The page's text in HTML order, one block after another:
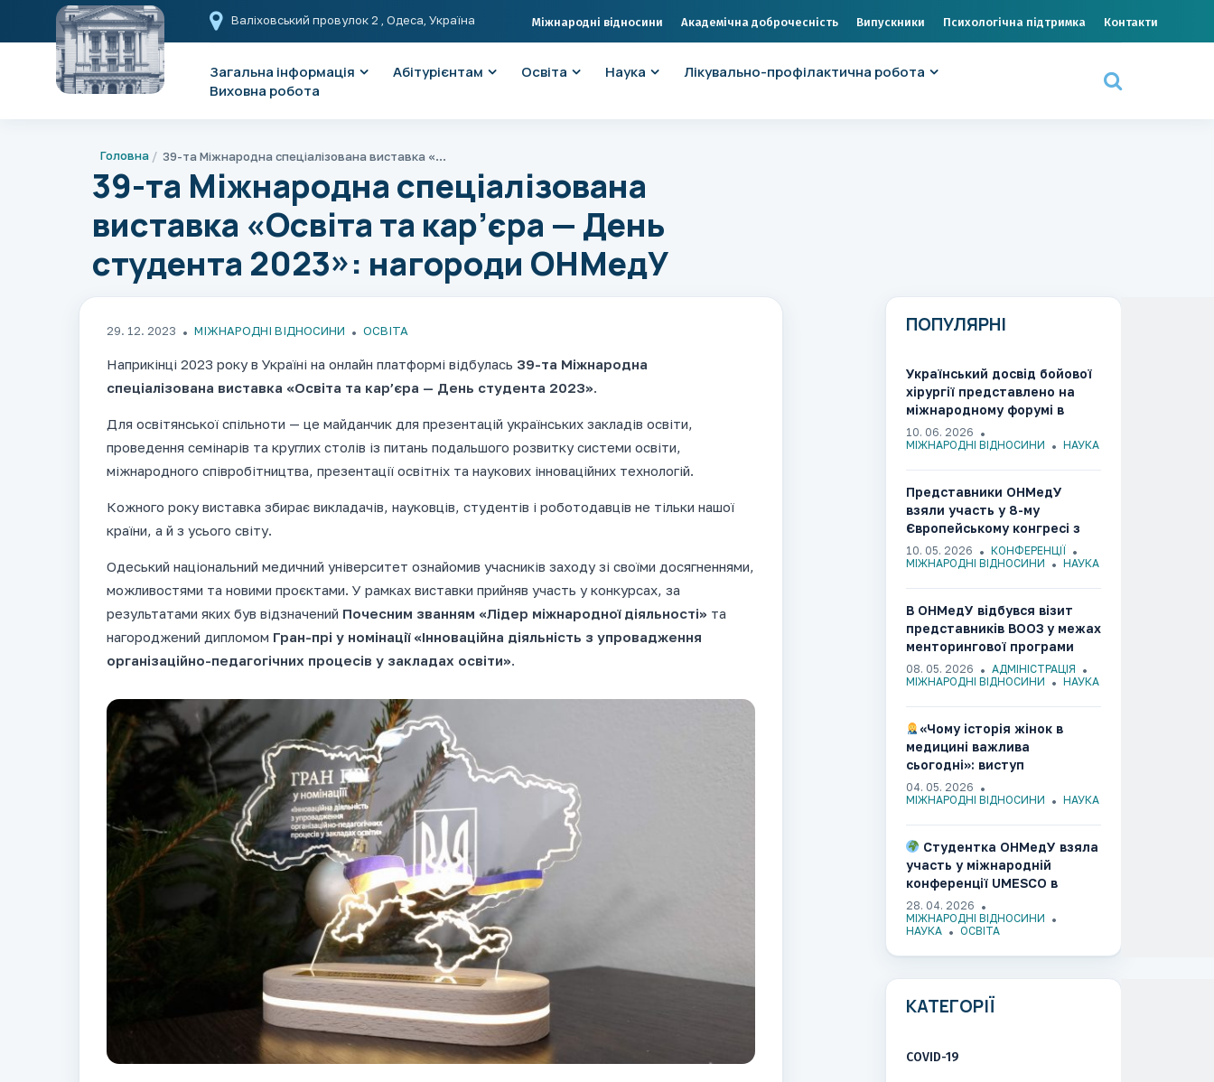
Валіховський провулок 2 , Одеса, Україна Міжнародні відносини Академічна доброчесність Випускники Психологічна підтримка Контакти
Загальна інформація Абітурієнтам Освіта Наука
Лікувально-профілактична робота
Виховна робота
Головна 39-та Міжнародна спеціалізована виставка «Освіта та кар’єра — День студента 2023»: нагороди ОНМедУ
39-та Міжнародна спеціалізована
виставка «Освіта та кар’єра — День
студента 2023»: нагороди ОНМедУ
29. 12. 2023 МІЖНАРОДНІ ВІДНОСИНИ ОСВІТА
Наприкінці 2023 року в Україні на онлайн платформі відбулась 39-та Міжнародна
спеціалізована виставка «Освіта та кар’єра — День студента 2023».
Для освітянської спільноти — це майданчик для презентацій українських закладів освіти,
проведення семінарів та круглих столів із питань подальшого розвитку системи освіти,
міжнародного співробітництва, презентації освітніх та наукових інноваційних технологій.
Кожного року виставка збирає викладачів, науковців, студентів і роботодавців не тільки нашої
країни, а й з усього світу.
Одеський національний медичний університет ознайомив учасників заходу зі своїми досягненнями,
можливостями та новими проєктами. У рамках виставки прийняв участь у конкурсах, за
результатами яких був відзначений Почесним званням «Лідер міжнародної діяльності» та
нагороджений дипломом Гран-прі у номінації «Інноваційна діяльність з упровадження
організаційно-педагогічних процесів у закладах освіти».
ПОПУЛЯРНІ
Український досвід бойової
хірургії представлено на
міжнародному форумі в
Литві
10. 06. 2026
МІЖНАРОДНІ ВІДНОСИНИ
НАУКА
Представники ОНМедУ
взяли участь у 8-му
Європейському конгресі з
ендометріозу(Італія,
Болонья, 2026)
10. 05. 2026
КОНФЕРЕНЦІЇ
МІЖНАРОДНІ ВІДНОСИНИ
НАУКА
В ОНМедУ відбувся візит
представників ВООЗ у межах
менторингової програми
боротьби з
антибіотикорезистентністю
08. 05. 2026
АДМІНІСТРАЦІЯ
МІЖНАРОДНІ ВІДНОСИНИ
НАУКА
«Чому історія жінок в
медицині важлива
сьогодні»: виступ
здобувачки ОНМедУ на
міжнародній конференції в
04. 05. 2026
МІЖНАРОДНІ ВІДНОСИНИ
НАУКА
Студентка ОНМедУ взяла
участь у міжнародній
конференції UMESCO в
Ужгороді​​​​​​​​​​​​​​​​
28. 04. 2026
МІЖНАРОДНІ ВІДНОСИНИ
НАУКА
ОСВІТА
КАТЕГОРІЇ
COVID-19